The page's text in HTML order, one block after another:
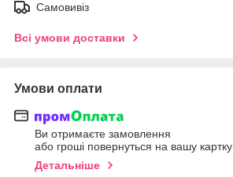
Самовивіз
Всі умови доставки
Умови оплати
Ви отримаєте замовлення
або гроші повернуться на вашу картку
Детальніше